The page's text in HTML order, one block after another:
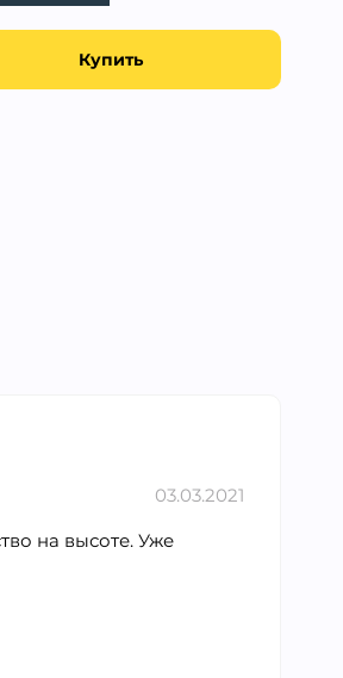
Купить
03.03.2021
на высоте. Уже